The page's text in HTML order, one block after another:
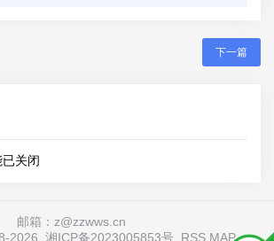
下一篇
关闭
邮箱：z@zzwws.cn
2026 湘ICP备2023005853号 RSS MAP